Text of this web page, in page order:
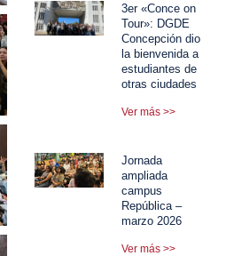
3er «Conce on
Tour»: DGDE
Concepción dio
la bienvenida a
estudiantes de
otras ciudades
Ver más >>
Jornada
ampliada
campus
República –
marzo 2026
Ver más >>